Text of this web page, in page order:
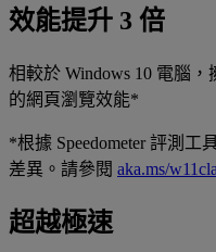
效能提升 3 倍
相較於 Windows 10 電腦
的網頁瀏覽效能*
*根據 Speedometer 評測
差異。請參閱 aka.ms/
超越極速